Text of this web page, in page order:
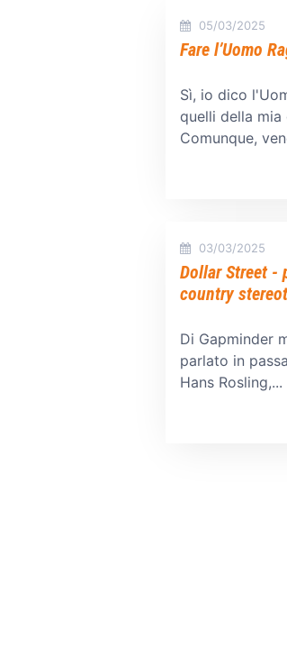
05/03/2025
Fare l’Uomo
Sì, io dico
quelli della mia
Comunque,
03/03/2025
Dollar Street -
country
Di Gapminder
parlato in
Hans Rosling,...